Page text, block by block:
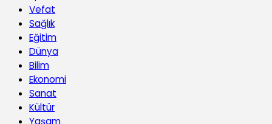
Vefat
Sağlık
Eğitim
Dünya
Bilim
Ekonomi
Sanat
Kültür
Yaşam